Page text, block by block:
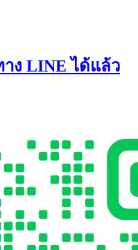
ง LINE ได้แล้ว